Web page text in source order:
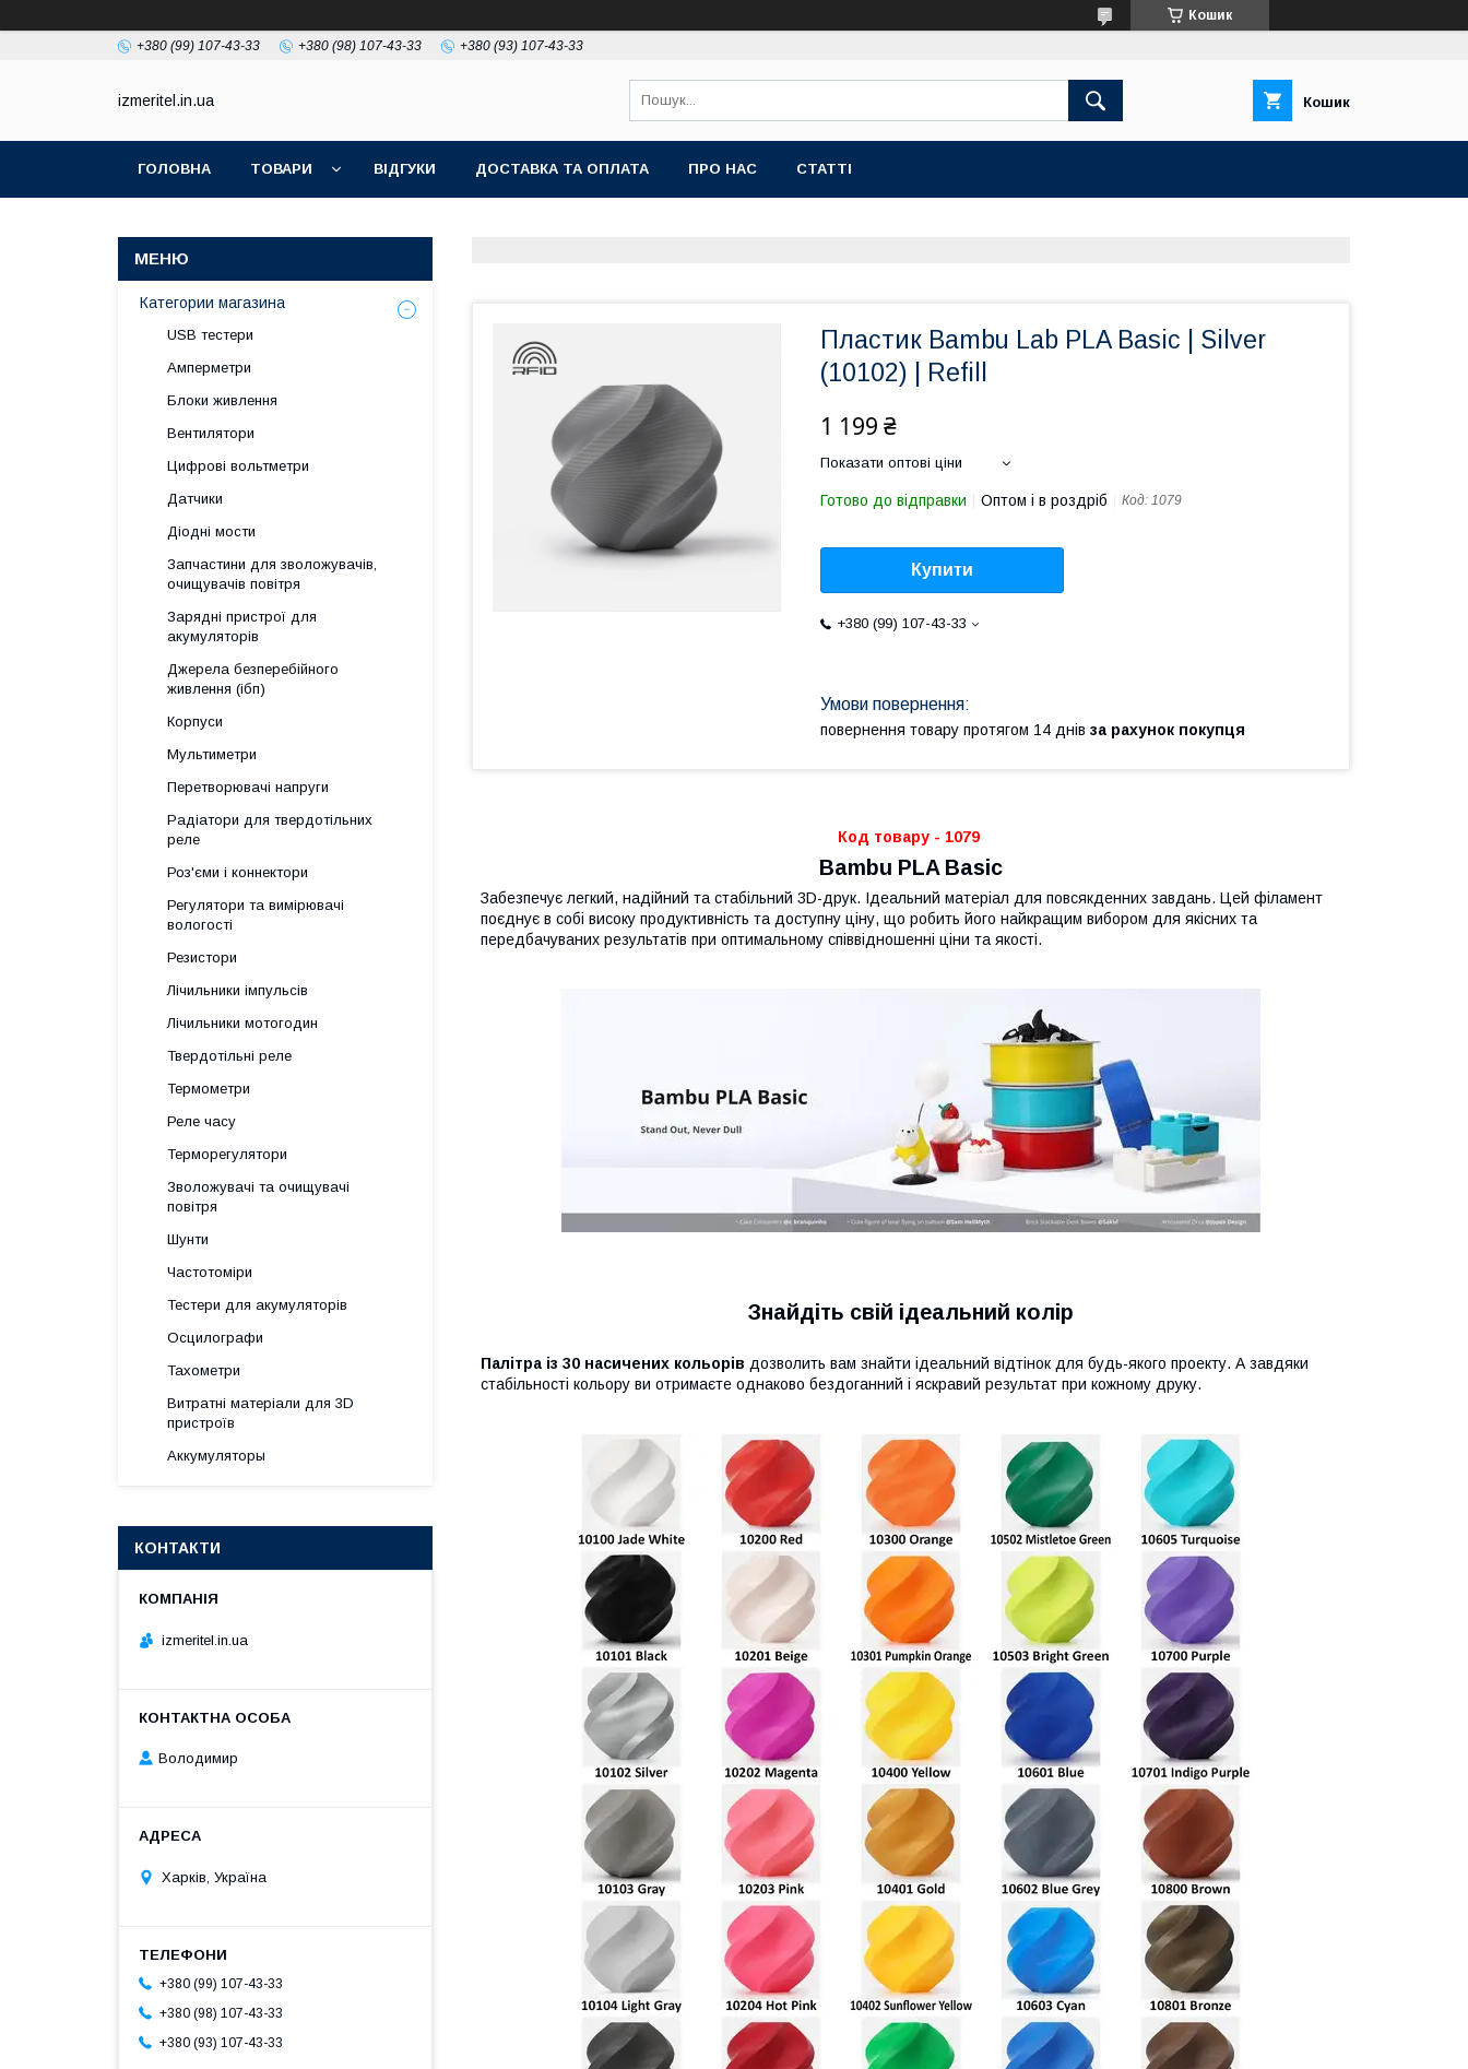
Кошик
+380 (99) 107-43-33 +380 (98) 107-43-33 +380 (93) 107-43-33
izmeritel.in.ua Кошик
ГОЛОВНА ТОВАРИ ВІДГУКИ ДОСТАВКА ТА ОПЛАТА ПРО НАС СТАТТІ
Пластик Bambu Lab PLA Basic | Silver
(10102) | Refill
1 199 ₴
Показати оптові ціни
Готово до відправки Оптом і в роздріб Код: 1079
Купити
+380 (99) 107-43-33
повернення товару протягом 14 днів за рахунок покупця
Код товару - 1079
Bambu PLA Basic
Забезпечує легкий, надійний та стабільний 3D-друк. Ідеальний матеріал для повсякденних завдань. Цей філамент
поєднує в собі високу продуктивність та доступну ціну, що робить його найкращим вибором для якісних та
передбачуваних результатів при оптимальному співвідношенні ціни та якості.
Знайдіть свій ідеальний колір
Палітра із 30 насичених кольорів дозволить вам знайти ідеальний відтінок для будь-якого проекту. А завдяки
стабільності кольору ви отримаєте однаково бездоганний і яскравий результат при кожному друку.
Категории магазина
USB тестери
Амперметри
Блоки живлення
Вентилятори
Цифрові вольтметри
Датчики
Діодні мости
Запчастини для зволожувачів,
очищувачів повітря
Зарядні пристрої для
акумуляторів
Джерела безперебійного
живлення (ібп)
Корпуси
Мультиметри
Перетворювачі напруги
Радіатори для твердотільних
реле
Роз'єми і коннектори
Регулятори та вимірювачі
вологості
Резистори
Лічильники імпульсів
Лічильники мотогодин
Твердотільні реле
Термометри
Реле часу
Терморегулятори
Зволожувачі та очищувачі
повітря
Шунти
Частотоміри
Тестери для акумуляторів
Осцилографи
Тахометри
Витратні матеріали для 3D
пристроїв
Аккумуляторы
КОНТАКТИ
izmeritel.in.ua
Володимир
Харків, Україна
+380 (99) 107-43-33
+380 (98) 107-43-33
+380 (93) 107-43-33